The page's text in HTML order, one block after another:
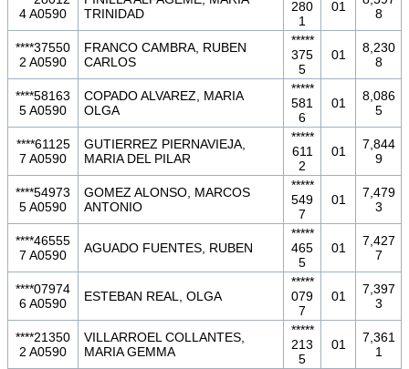
4 A0590
TRINIDAD
280
1
01
8
****37550
2 A0590
FRANCO CAMBRA, RUBEN
CARLOS
*****
375
5
01
8,230
8
****58163
5 A0590
COPADO ALVAREZ, MARIA
OLGA
*****
581
6
01
8,086
5
****61125
7 A0590
GUTIERREZ PIERNAVIEJA,
MARIA DEL PILAR
*****
611
2
01
7,844
9
****54973
5 A0590
GOMEZ ALONSO, MARCOS
ANTONIO
*****
549
7
01
7,479
3
****46555
7 A0590
AGUADO FUENTES, RUBEN
*****
465
5
01
7,427
7
****07974
6 A0590
ESTEBAN REAL, OLGA
*****
079
7
01
7,397
3
****21350
2 A0590
VILLARROEL COLLANTES,
MARIA GEMMA
*****
213
5
01
7,361
1